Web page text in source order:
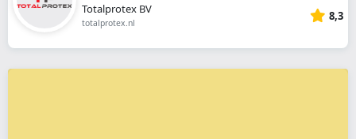
Totalprotex BV
totalprotex.nl 8,3